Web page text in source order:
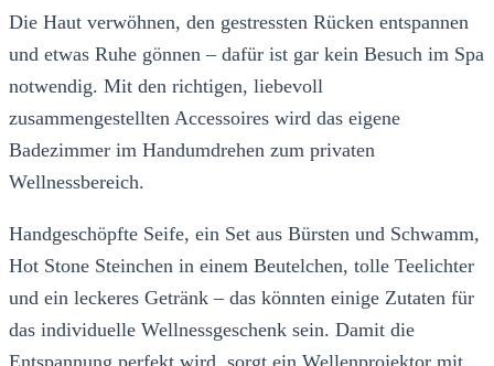
Die Haut verwöhnen, den gestressten Rücken entspannen
und etwas Ruhe gönnen – dafür ist gar kein Besuch im Spa
notwendig. Mit den richtigen, liebevoll
zusammengestellten Accessoires wird das eigene
Badezimmer im Handumdrehen zum privaten
Wellnessbereich.
Handgeschöpfte Seife, ein Set aus Bürsten und Schwamm,
Hot Stone Steinchen in einem Beutelchen, tolle Teelichter
und ein leckeres Getränk – das könnten einige Zutaten für
das individuelle Wellnessgeschenk sein. Damit die
Entspannung perfekt wird, sorgt ein Wellenprojektor mit